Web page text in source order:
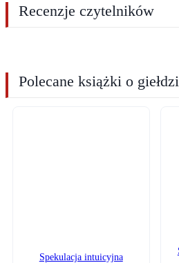
Recenzje czytelników
Polecane książki o
Spekulacja intuicyjna